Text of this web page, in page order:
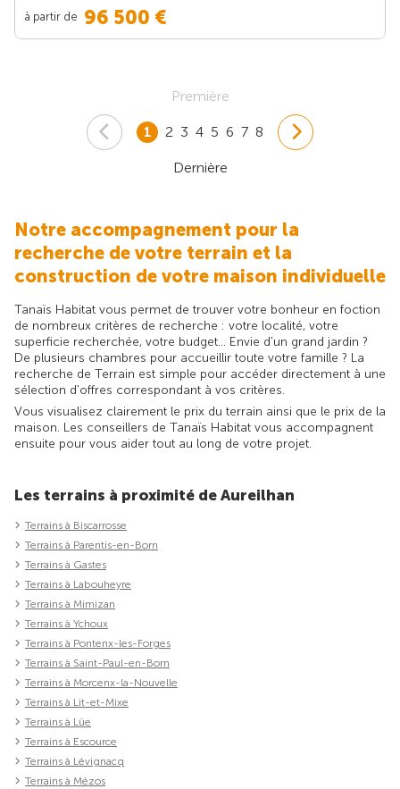
à partir de 96 500 €
Première
1 2 3 4 5 6 7 8
Dernière
Notre accompagnement pour la
recherche de votre terrain et la
construction de votre maison individuelle
Tanaïs Habitat vous permet de trouver votre bonheur en foction
de nombreux critères de recherche : votre localité, votre
superficie recherchée, votre budget... Envie d'un grand jardin ?
De plusieurs chambres pour accueillir toute votre famille ? La
recherche de Terrain est simple pour accéder directement à une
sélection d'offres correspondant à vos critères.
Vous visualisez clairement le prix du terrain ainsi que le prix de la
maison. Les conseillers de Tanaïs Habitat vous accompagnent
ensuite pour vous aider tout au long de votre projet.
Les terrains à proximité de Aureilhan
Terrains à Biscarrosse
Terrains à Parentis-en-Born
Terrains à Gastes
Terrains à Labouheyre
Terrains à Mimizan
Terrains à Ychoux
Terrains à Pontenx-les-Forges
Terrains à Saint-Paul-en-Born
Terrains à Morcenx-la-Nouvelle
Terrains à Lit-et-Mixe
Terrains à Lüe
Terrains à Escource
Terrains à Lévignacq
Terrains à Mézos